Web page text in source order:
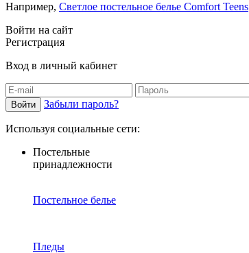
Например, Светлое постельное белье Comfort Teens
Войти на сайт
Регистрация
Вход в личный кабинет
Забыли пароль?
Используя социальные сети:
Постельные
принадлежности
Постельное белье
Пледы